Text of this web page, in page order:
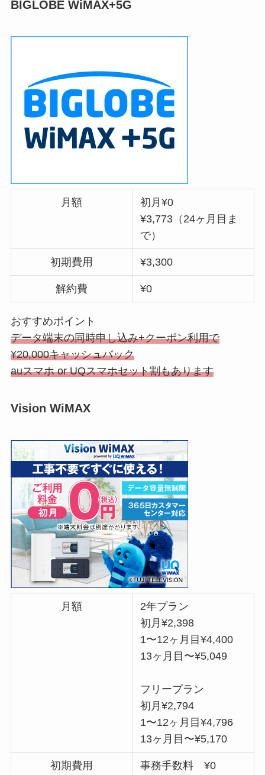
BIGLOBE WiMAX+5G
月額
初月¥0
¥3,773（24ヶ月目ま
で）
初期費用 ¥3,300
解約費 ¥0
おすすめポイント
データ端末の同時申し込み+クーポン利用で
¥20,000キャッシュバック
auスマホ or UQスマホセット割もあります
Vision WiMAX
月額
2年プラン
初月¥2,398
1〜12ヶ月目¥4,400
13ヶ月目〜¥5,049
フリープラン
初月¥2,794
1〜12ヶ月目¥4,796
13ヶ月目〜¥5,170
初期費用
事務手数料 ¥0